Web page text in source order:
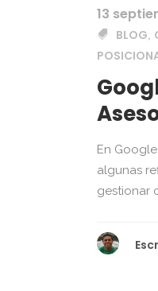
13
BLOG,
En
algunas
gestionar